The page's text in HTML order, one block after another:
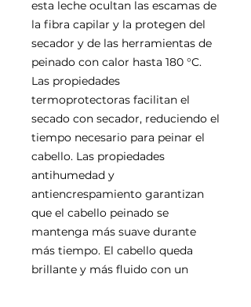
esta leche ocultan las escamas de
la fibra capilar y la protegen del
secador y de las herramientas de
peinado con calor hasta 180 °C.
Las propiedades
termoprotectoras facilitan el
secado con secador, reduciendo el
tiempo necesario para peinar el
cabello. Las propiedades
antihumedad y
antiencrespamiento garantizan
que el cabello peinado se
mantenga más suave durante
más tiempo. El cabello queda
brillante y más fluido con un